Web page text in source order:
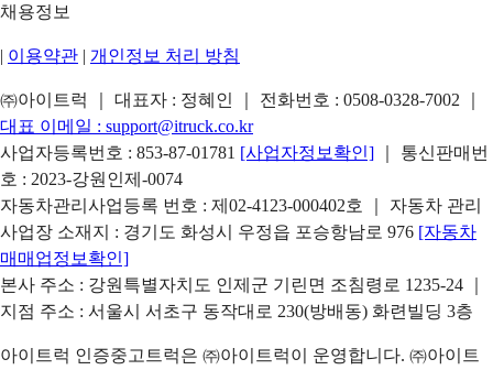
채용정보
| 이용약관 | 개인정보 처리 방침
㈜아이트럭 ｜ 대표자 : 정혜인 ｜ 전화번호 : 0508-0328-7002
대표 이메일 : support@itruck.co.kr
사업자등록번호 : 853-87-01781 [사업자정보확인]
｜ 통신판매번
호 : 2023-강원인제-0074
자동차관리사업등록 번호 : 제02-4123-000402호 ｜ 자동차 관리
사업장 소재지 : 경기도 화성시 우정읍 포승항남로 976 [자동차
매매업정보확인]
본사 주소 : 강원특별자치도 인제군 기린면 조침령로 1235-24 ｜
지점 주소 : 서울시 서초구 동작대로 230(방배동) 화련빌딩 3층
아이트럭 인증중고트럭은 ㈜아이트럭이 운영합니다. ㈜아이트